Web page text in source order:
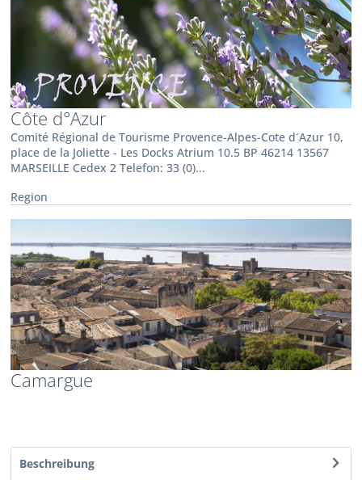
Côte d°Azur
Comité Régional de Tourisme Provence-Alpes-Cote d´Azur 10,
place de la Joliette - Les Docks Atrium 10.5 BP 46214 13567
MARSEILLE Cedex 2 Telefon: 33 (0)...
Region
Camargue
Beschreibung